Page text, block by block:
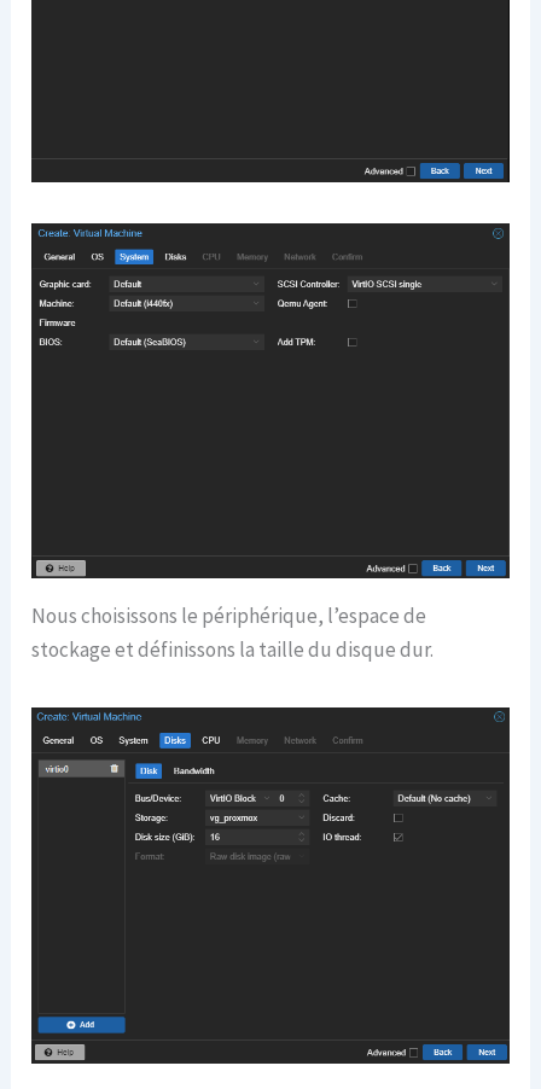
Nous choisissons le périphérique, l’espace de
stockage et définissons la taille du disque dur.